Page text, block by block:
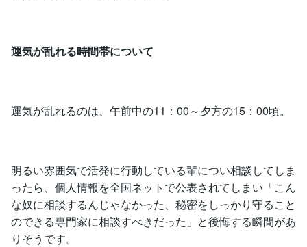
運気が乱れる時間帯について
運気が乱れるのは、午前中の11：00～夕方の15：00頃。
明るい雰囲気で活発に行動している輩につい相談してしま
ったら、個人情報を全国ネットで公表されてしまい「こん
な奴に相談するんじゃなかった、秘密をしっかり守ること
のできる専門家に相談すべきだった」と後悔する瞬間があ
りそうです。